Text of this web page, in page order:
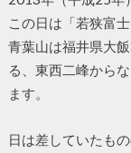
この日は「若狭富
青葉山は福井県大
る、東西二峰から
ます。
日は差していたも